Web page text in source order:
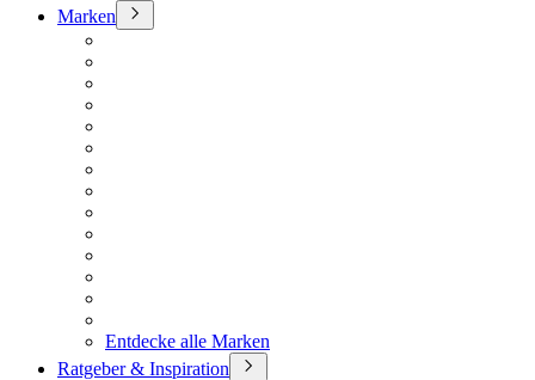
Marken
Entdecke alle Marken
Ratgeber & Inspiration